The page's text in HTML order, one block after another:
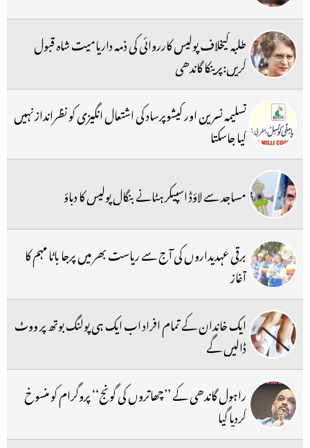
طلبہ کیخلاف پولیس کارروائی کی ذمہ داریامیت شاہ قبول
کریں:پرینکا گاندھی
تسلیمہ نسرین اور کیشوپرساد کی اشتعال انگیزی کو نظرانداز نہیں
کیا جاسکتا
مساجد سے لاؤڈ اسپیکر ہٹانے بنگال پولیس کا دباؤ
برقی عہدیداروں کی آج سے ریاست بھر میں پرجا باٹا مہم کا
آغاز
ایک خاندان کے تمام افراد اب ایک ہی پولنگ بوتھ پر ووٹ
ڈالیں گے
راہول گاندھی کے ’’چھاتروں کی گونج‘‘ پروگرام کو منسوخ
کردیا گیا